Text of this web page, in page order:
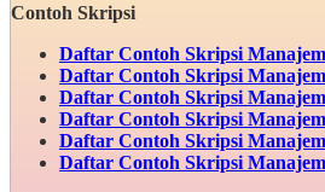
Contoh Skripsi
Daftar Contoh Skripsi
Daftar Contoh Skripsi
Daftar Contoh Skripsi
Daftar Contoh Skripsi
Daftar Contoh Skripsi
Daftar Contoh Skripsi